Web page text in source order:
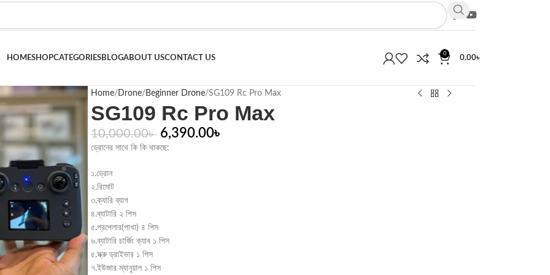
HOMESHOPCATEGORIESBLOGABOUT USCONTACT US
0
0.00৳
Home Drone Beginner Drone SG109 Rc Pro Max
SG109 Rc Pro Max
10,000.00৳ 6,390.00৳
ড্রোনের সাথে কি কি থাকছে:
১.ড্রোন
২.রিমোট
৩.ক্যারি ব্যাগ
৪.ব্যাটারি ২ পিস
৫.প্রপেলার(পাখা) ৪ পিস
৬.ব্যাটারি চার্জিং ক্যাব ১ পিস
৫.স্ক্রু ড্রাইভার ১ পিস
৭.ইউজার ম্যানুয়াল ১ পিস